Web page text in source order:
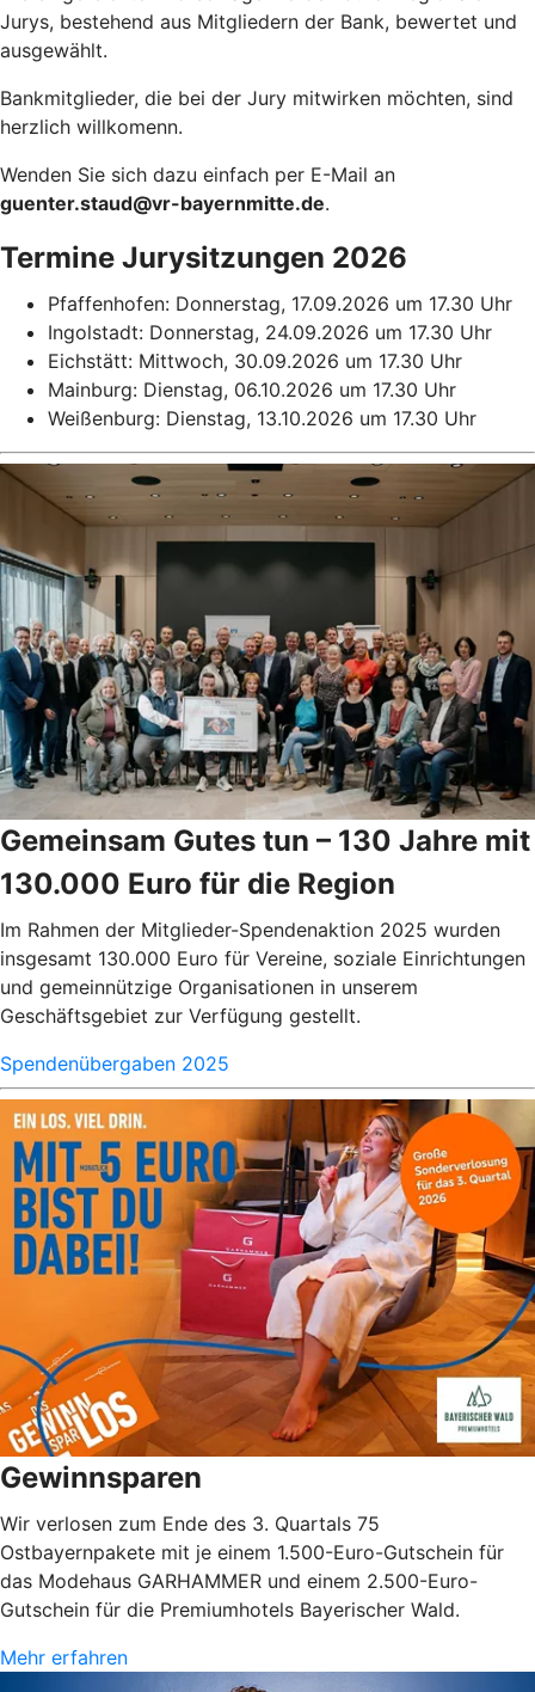
Jurys, bestehend aus Mitgliedern der Bank, bewertet und
ausgewählt.
Bankmitglieder, die bei der Jury mitwirken möchten, sind
herzlich willkomenn.
Wenden Sie sich dazu einfach per E-Mail an
guenter.staud@vr-bayernmitte.de.
Termine Jurysitzungen 2026
Pfaffenhofen: Donnerstag, 17.09.2026 um 17.30 Uhr
Ingolstadt: Donnerstag, 24.09.2026 um 17.30 Uhr
Eichstätt: Mittwoch, 30.09.2026 um 17.30 Uhr
Mainburg: Dienstag, 06.10.2026 um 17.30 Uhr
Weißenburg: Dienstag, 13.10.2026 um 17.30 Uhr
Gemeinsam Gutes tun – 130 Jahre mit
130.000 Euro für die Region
Im Rahmen der Mitglieder-Spendenaktion 2025 wurden
insgesamt 130.000 Euro für Vereine, soziale Einrichtungen
und gemeinnützige Organisationen in unserem
Geschäftsgebiet zur Verfügung gestellt.
Spendenübergaben 2025
Gewinnsparen
Wir verlosen zum Ende des 3. Quartals 75
Ostbayernpakete mit je einem 1.500-Euro-Gutschein für
das Modehaus GARHAMMER und einem 2.500-Euro-
Gutschein für die Premiumhotels Bayerischer Wald.
Mehr erfahren